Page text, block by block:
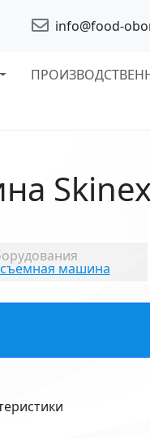
info@food-
Skinex
машина